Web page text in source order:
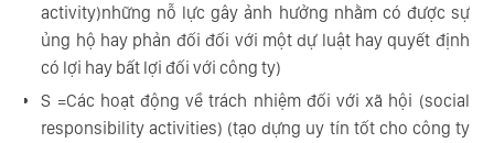
activity)những nỗ lực gây ảnh hưởng nhằm có được sự
ủng hộ hay phản đối đối với một dự luật hay quyết định
có lợi hay bất lợi đối với công ty)
S =Các hoạt động về trách nhiệm đối với xã hội (social
responsibility activities) (tạo dựng uy tín tốt cho công ty